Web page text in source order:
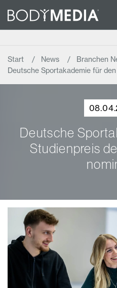
Start News
Branchen
Deutsche Sportakademie für
Deutsche
Studienpreis